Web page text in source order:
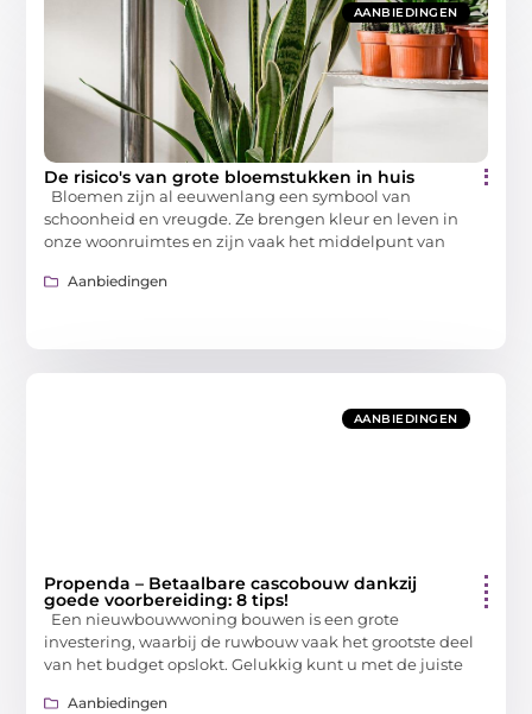
AANBIEDINGEN
De risico's van grote bloemstukken in huis
Bloemen zijn al eeuwenlang een symbool van
schoonheid en vreugde. Ze brengen kleur en leven in
onze woonruimtes en zijn vaak het middelpunt van
Aanbiedingen
AANBIEDINGEN
Propenda – Betaalbare cascobouw dankzij
goede voorbereiding: 8 tips!
Een nieuwbouwwoning bouwen is een grote
investering, waarbij de ruwbouw vaak het grootste deel
van het budget opslokt. Gelukkig kunt u met de juiste
Aanbiedingen